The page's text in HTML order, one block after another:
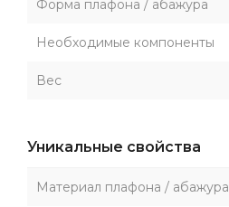
Форма плафона / абажура
Необходимые компоненты
Вес
Уникальные свойства
Материал плафона / абажура